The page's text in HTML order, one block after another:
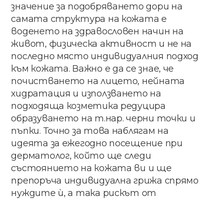
значение за подобряването дори на
самата структура на кожата е
воденето на здравословен начин на
живот, физическа активност и не на
последно място индивидуалния подход
към кожата. Важно е да се знае, че
почистването на лицето, нейната
хидратация и използването на
подходяща козметика редуцира
образуването на т.нар. черни точки и
пъпки. Точно за това наблягам на
идеята за ежегодно посещение при
дерматолог, който ще следи
състоянието на кожата ви и ще
препоръча индивидуална грижа спрямо
нуждите ѝ, а така рискът от